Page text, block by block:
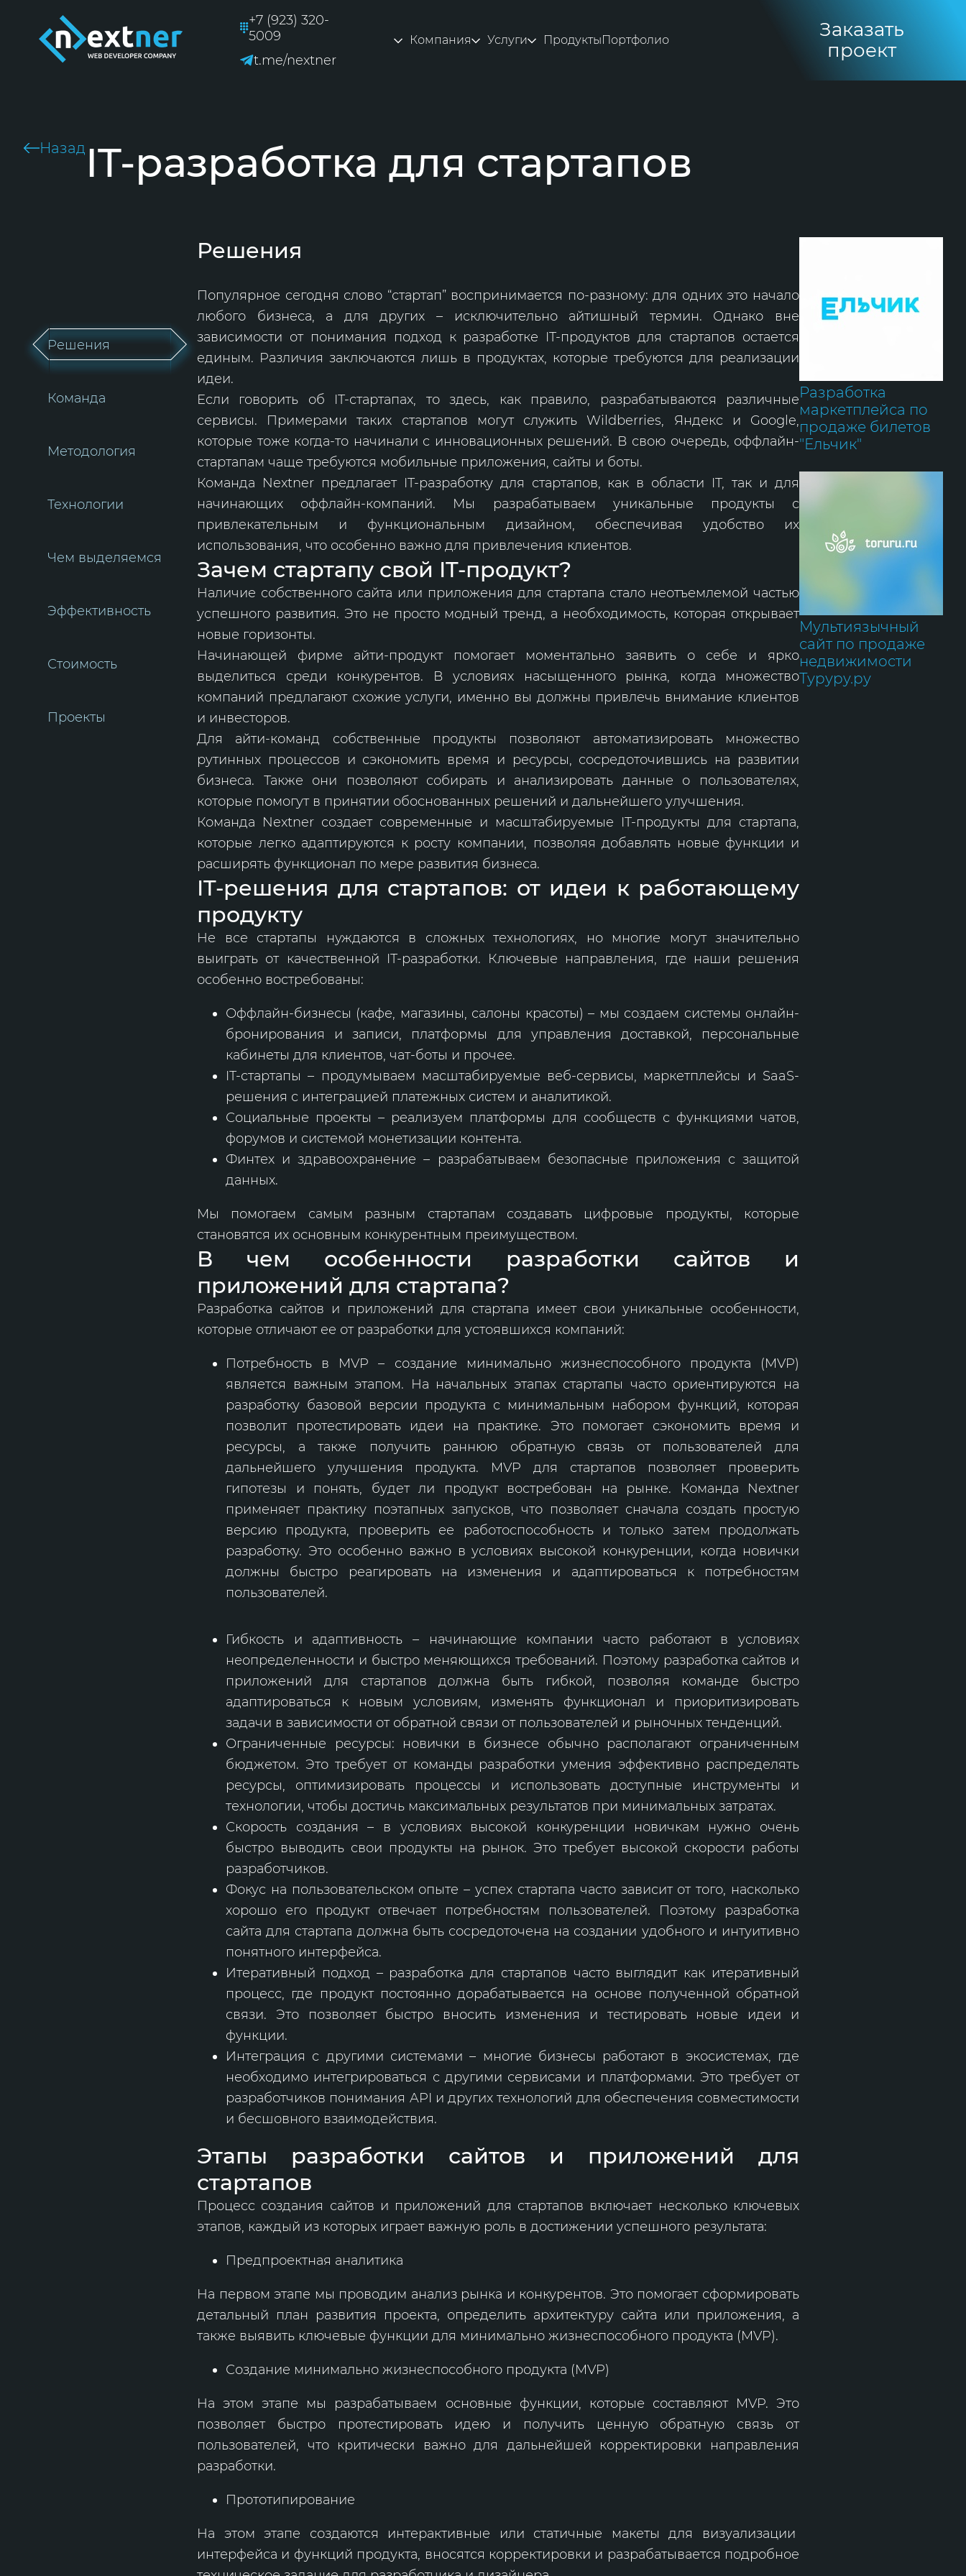
+7 (923) 320-
5009
t.me/nextner
Компания Услуги ПродуктыПортфолио
Заказать
проект
Назад IT-разработка для стартапов
Решения
Команда
Методология
Технологии
Чем выделяемся
Эффективность
Стоимость
Проекты
Решения
Популярное сегодня слово “стартап” воспринимается по-разному: для одних это начало
любого бизнеса, а для других – исключительно айтишный термин. Однако вне
зависимости от понимания подход к разработке IT-продуктов для стартапов остается
единым. Различия заключаются лишь в продуктах, которые требуются для реализации
идеи.
Если говорить об IT-стартапах, то здесь, как правило, разрабатываются различные
сервисы. Примерами таких стартапов могут служить Wildberries, Яндекс и Google,
которые тоже когда-то начинали с инновационных решений. В свою очередь, оффлайн-
стартапам чаще требуются мобильные приложения, сайты и боты.
Команда Nextner предлагает IT-разработку для стартапов, как в области IT, так и для
начинающих оффлайн-компаний. Мы разрабатываем уникальные продукты с
привлекательным и функциональным дизайном, обеспечивая удобство их
использования, что особенно важно для привлечения клиентов.
Зачем стартапу свой IT-продукт?
Наличие собственного сайта или приложения для стартапа стало неотъемлемой частью
успешного развития. Это не просто модный тренд, а необходимость, которая открывает
новые горизонты.
Начинающей фирме айти-продукт помогает моментально заявить о себе и ярко
выделиться среди конкурентов. В условиях насыщенного рынка, когда множество
компаний предлагают схожие услуги, именно вы должны привлечь внимание клиентов
и инвесторов.
Для айти-команд собственные продукты позволяют автоматизировать множество
рутинных процессов и сэкономить время и ресурсы, сосредоточившись на развитии
бизнеса. Также они позволяют собирать и анализировать данные о пользователях,
которые помогут в принятии обоснованных решений и дальнейшего улучшения.
Команда Nextner создает современные и масштабируемые IT-продукты для стартапа,
которые легко адаптируются к росту компании, позволяя добавлять новые функции и
расширять функционал по мере развития бизнеса.
IT-решения для стартапов: от идеи к работающему
продукту
Не все стартапы нуждаются в сложных технологиях, но многие могут значительно
выиграть от качественной IT-разработки. Ключевые направления, где наши решения
особенно востребованы:
Оффлайн-бизнесы (кафе, магазины, салоны красоты) – мы создаем системы онлайн-
бронирования и записи, платформы для управления доставкой, персональные
кабинеты для клиентов, чат-боты и прочее.
IT-стартапы – продумываем масштабируемые веб-сервисы, маркетплейсы и SaaS-
решения с интеграцией платежных систем и аналитикой.
Социальные проекты – реализуем платформы для сообществ с функциями чатов,
форумов и системой монетизации контента.
Финтех и здравоохранение – разрабатываем безопасные приложения с защитой
данных.
Мы помогаем самым разным стартапам создавать цифровые продукты, которые
становятся их основным конкурентным преимуществом.
В чем особенности разработки сайтов и
приложений для стартапа?
Разработка сайтов и приложений для стартапа имеет свои уникальные особенности,
которые отличают ее от разработки для устоявшихся компаний:
Потребность в MVP – создание минимально жизнеспособного продукта (MVP)
является важным этапом. На начальных этапах стартапы часто ориентируются на
разработку базовой версии продукта с минимальным набором функций, которая
позволит протестировать идеи на практике. Это помогает сэкономить время и
ресурсы, а также получить раннюю обратную связь от пользователей для
дальнейшего улучшения продукта. MVP для стартапов позволяет проверить
гипотезы и понять, будет ли продукт востребован на рынке. Команда Nextner
применяет практику поэтапных запусков, что позволяет сначала создать простую
версию продукта, проверить ее работоспособность и только затем продолжать
разработку. Это особенно важно в условиях высокой конкуренции, когда новички
должны быстро реагировать на изменения и адаптироваться к потребностям
пользователей.
Гибкость и адаптивность – начинающие компании часто работают в условиях
неопределенности и быстро меняющихся требований. Поэтому разработка сайтов и
приложений для стартапов должна быть гибкой, позволяя команде быстро
адаптироваться к новым условиям, изменять функционал и приоритизировать
задачи в зависимости от обратной связи от пользователей и рыночных тенденций.
Ограниченные ресурсы: новички в бизнесе обычно располагают ограниченным
бюджетом. Это требует от команды разработки умения эффективно распределять
ресурсы, оптимизировать процессы и использовать доступные инструменты и
технологии, чтобы достичь максимальных результатов при минимальных затратах.
Скорость создания – в условиях высокой конкуренции новичкам нужно очень
быстро выводить свои продукты на рынок. Это требует высокой скорости работы
разработчиков.
Фокус на пользовательском опыте – успех стартапа часто зависит от того, насколько
хорошо его продукт отвечает потребностям пользователей. Поэтому разработка
сайта для стартапа должна быть сосредоточена на создании удобного и интуитивно
понятного интерфейса.
Итеративный подход – разработка для стартапов часто выглядит как итеративный
процесс, где продукт постоянно дорабатывается на основе полученной обратной
связи. Это позволяет быстро вносить изменения и тестировать новые идеи и
функции.
Интеграция с другими системами – многие бизнесы работают в экосистемах, где
необходимо интегрироваться с другими сервисами и платформами. Это требует от
разработчиков понимания API и других технологий для обеспечения совместимости
и бесшовного взаимодействия.
Этапы разработки сайтов и приложений для
стартапов
Процесс создания сайтов и приложений для стартапов включает несколько ключевых
этапов, каждый из которых играет важную роль в достижении успешного результата:
Предпроектная аналитика
На первом этапе мы проводим анализ рынка и конкурентов. Это помогает сформировать
детальный план развития проекта, определить архитектуру сайта или приложения, а
также выявить ключевые функции для минимально жизнеспособного продукта (MVP).
Создание минимально жизнеспособного продукта (MVP)
На этом этапе мы разрабатываем основные функции, которые составляют MVP. Это
позволяет быстро протестировать идею и получить ценную обратную связь от
пользователей, что критически важно для дальнейшей корректировки направления
разработки.
Прототипирование
На этом этапе создаются интерактивные или статичные макеты для визуализации
интерфейса и функций продукта, вносятся корректировки и разрабатывается подробное
Разработка
маркетплейса по
продаже билетов
"Ельчик"
Мультиязычный
сайт по продаже
недвижимости
Туруру.ру